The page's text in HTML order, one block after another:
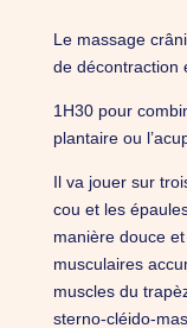
Le massage
de décontraction
1H30 pour
plantaire ou
Il va jouer sur
cou et les
manière douce
musculaires
muscles du
sterno-cléido-